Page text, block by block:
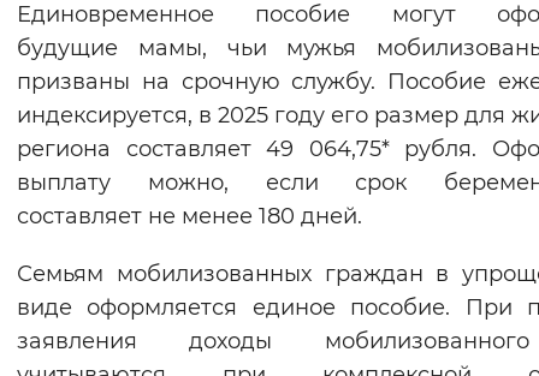
Единовременное пособие могут
будущие мамы, чьи мужья
призваны на срочную службу. Пособие
индексируется, в 2025 году его размер для
региона составляет 49 064,75* рубля.
выплату можно, если срок
составляет не менее 180 дней.
Семьям мобилизованных граждан в
виде оформляется единое пособие. При
заявления доходы